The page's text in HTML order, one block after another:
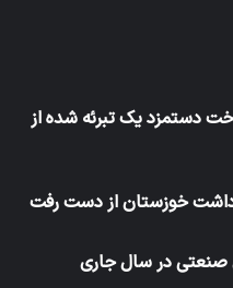
دستمزد یک تبرئه شده از